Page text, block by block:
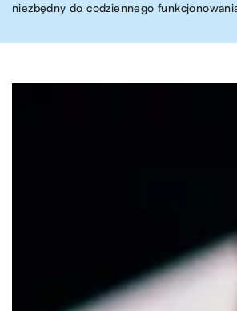
niezbędny do codziennego